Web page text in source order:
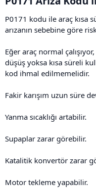
P0171 kodu ile araç kısa
arızanın sebebine göre
Eğer araç normal
düşüş yoksa kısa süreli
kod ihmal edilmemelidir.
Fakir karışım uzun süre
Yanma sıcaklığı artabilir.
Supaplar zarar görebilir.
Katalitik konvertör zarar
Motor tekleme yapabilir.